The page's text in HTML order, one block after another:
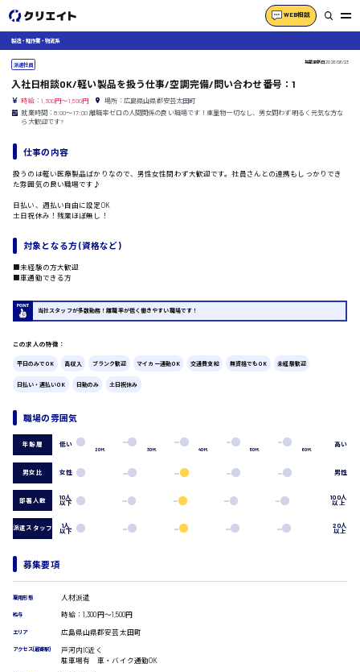
WEB相談
ピッキング・仕分け
軽作業
フォークリフト
介護・医療系
医師
介護職
看護師
オフィスワーク系
貿易事務
データ入力
コールセンターオペレーター
一般事務
総務事務
広島市東区
広島市南区
広島市佐伯区
時給1300円～
製造・軽作業・物流系
派遣社員 掲載更新日2026/06/23
入社日相談OK/軽い製品を扱う仕事/空調完備/問い合わせ番号：1
時給：1,300円～1,500円
場所：広島県山県郡安芸太田町
就業時間：8:00〜17:00 離職率ゼロの人間関係の良い職場です！重量物一切なし、男女問わず明るく元気な方な
ら大歓迎です?
仕事の内容
扱うのは軽い医療製品ばかりなので、男性女性問わず大歓迎です。社員さんとの連携もしっかりでき
た雰囲気の良い職場です♪
日払い、週払い自由に設定OK
土日祝休み！残業ほぼ無し！
対象となる方 (資格など)
■未経験の方大歓迎
■車通勤できる方
当社スタッフが多数勤務！離職率が低く働きやすい職場です！
この求人の特徴：
平日のみでOK 高収入 ブランク歓迎 マイカー通勤OK 交通費支給 無資格でもOK 未経験歓迎
日払い・週払いOK 日勤のみ 土日祝休み
職場の雰囲気
年齢層 低い
20代 30代 40代 50代 60代
高い
男女比 女性 男性
部署人数 10人
以下
100人
以上
派遣スタッフ 1人
以下
20人
以上
募集要項
雇用形態 人材派遣
給与 時給：1,300円～1,500円
エリア 広島県山県郡安芸太田町
アクセス(最寄駅)
戸河内IC近く
駐車場有 車・バイク通勤OK